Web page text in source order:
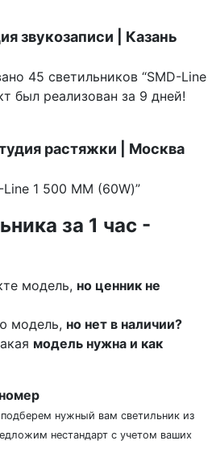
звукозаписи | Казань
45 светильников “SMD-Line
был реализован за 9 дней!
растяжки | Москва
Line 1 500 ММ (60W)”
за 1 час -
модель, но ценник не
модель, но нет в наличии?
модель нужна и как
нужный вам светильник из
нестандарт с учетом ваших